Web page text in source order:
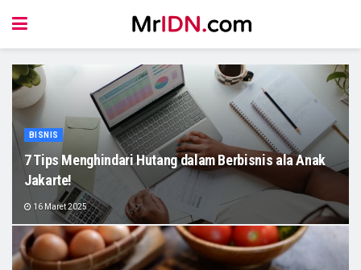
BISNIS
7 Tips Menghindari Hutang dalam Berbisnis ala Anak
Jakarte!
16 Maret 2025